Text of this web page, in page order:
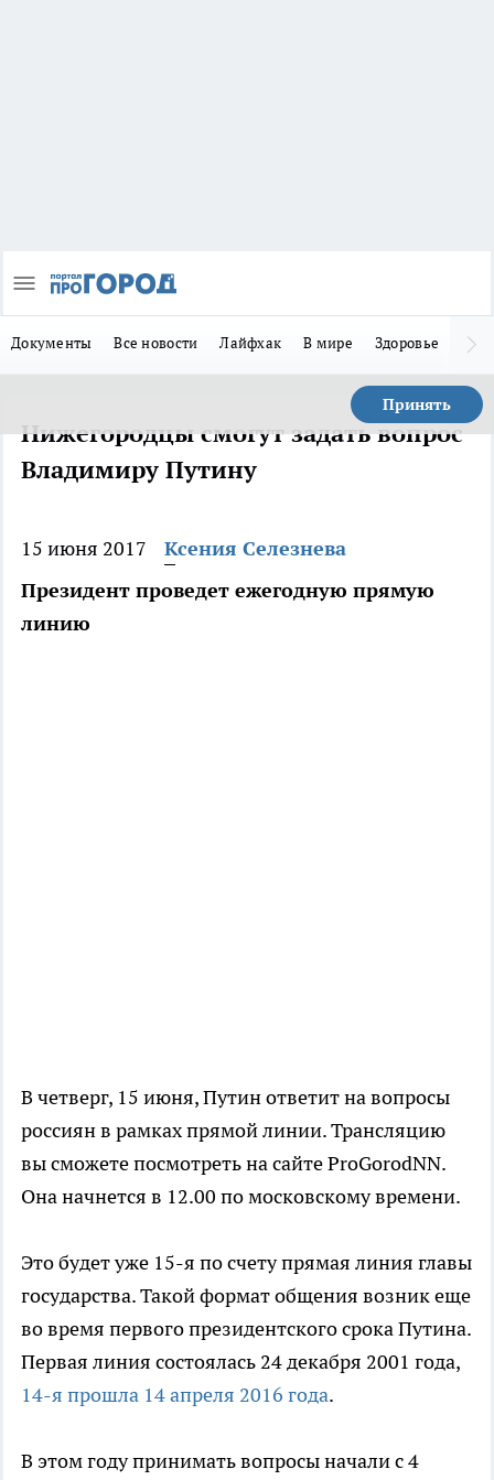
Документы Все новости Лайфхак В мире Здоровье
Принять
Нижегородцы смогут задать вопрос
Владимиру Путину
15 июня 2017
Ксения Селезнева
Президент проведет ежегодную прямую
линию
В четверг, 15 июня, Путин ответит на вопросы
россиян в рамках прямой линии. Трансляцию
вы сможете посмотреть на сайте ProGorodNN.
Она начнется в 12.00 по московскому времени.
Это будет уже 15-я по счету прямая линия главы
государства. Такой формат общения возник еще
во время первого президентского срока Путина.
Первая линия состоялась 24 декабря 2001 года,
14-я прошла 14 апреля 2016 года.
В этом году принимать вопросы начали с 4